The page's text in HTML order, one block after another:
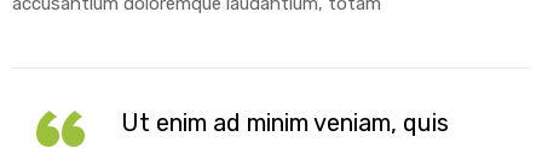
Ut enim ad minim veniam, quis